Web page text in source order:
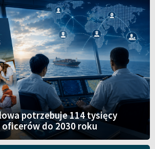
potrzebuje 114 tysięcy
do 2030 roku